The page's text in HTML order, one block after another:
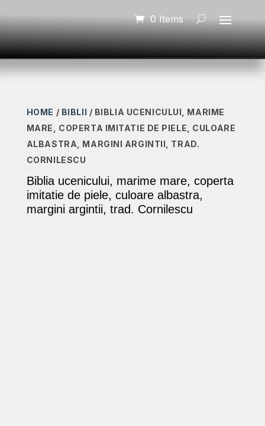
0 Items
HOME / BIBLII / BIBLIA UCENICULUI, MARIME
MARE, COPERTA IMITATIE DE PIELE, CULOARE
ALBASTRA, MARGINI ARGINTII, TRAD.
CORNILESCU
Biblia ucenicului, marime mare, coperta
imitatie de piele, culoare albastra,
margini argintii, trad. Cornilescu